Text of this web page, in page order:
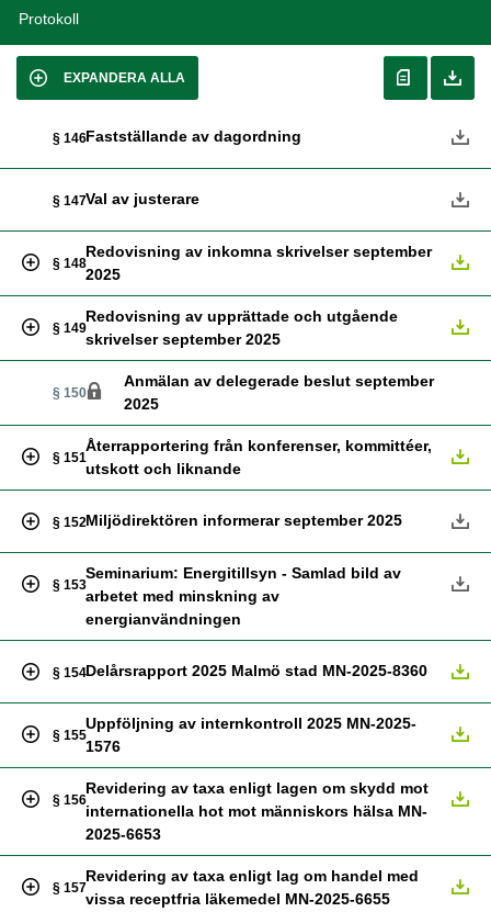
Protokoll
EXPANDERA ALLA
§ 146Fastställande av dagordning
§ 147Val av justerare
§ 148
Redovisning av inkomna skrivelser september
2025
§ 149
Redovisning av upprättade och utgående
skrivelser september 2025
§ 150
Anmälan av delegerade beslut september
2025
§ 151
Återrapportering från konferenser, kommittéer,
utskott och liknande
§ 152Miljödirektören informerar september 2025
§ 153
Seminarium: Energitillsyn - Samlad bild av
arbetet med minskning av
energianvändningen
§ 154Delårsrapport 2025 Malmö stad MN-2025-8360
§ 155
Uppföljning av internkontroll 2025 MN-2025-
1576
§ 156
Revidering av taxa enligt lagen om skydd mot
internationella hot mot människors hälsa MN-
2025-6653
§ 157
Revidering av taxa enligt lag om handel med
vissa receptfria läkemedel MN-2025-6655